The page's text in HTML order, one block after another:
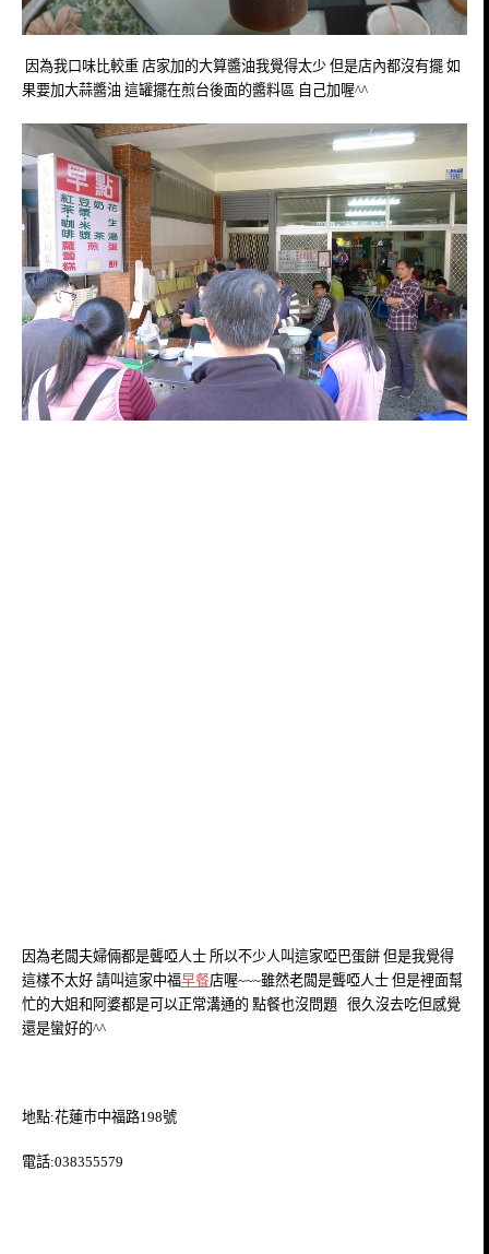
因為我口味比較重 店家加的大算醬油我覺得太少 但是店內都沒有擺 如
果要加大蒜醬油 這罐擺在煎台後面的醬料區 自己加喔^^
因為老闆夫婦倆都是聾啞人士 所以不少人叫這家啞巴蛋餅 但是我覺得
這樣不太好 請叫這家中福早餐店喔~~~雖然老闆是聾啞人士 但是裡面幫
忙的大姐和阿婆都是可以正常溝通的 點餐也沒問題 很久沒去吃但感覺
還是蠻好的^^
地點:花蓮市中福路198號
電話:038355579